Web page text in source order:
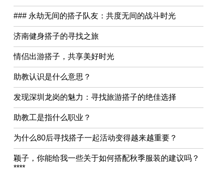
### 永劫无间的搭子队友：共度无间的战斗时光
济南健身搭子的寻找之旅
情侣出游搭子，共享美好时光
助教认识是什么意思？
发现深圳龙岗的魅力：寻找旅游搭子的绝佳选择
助教工是指什么职业？
为什么80后寻找搭子一起活动变得越来越重要？
颖子，你能给我一些关于如何搭配秋季服装的建议吗？